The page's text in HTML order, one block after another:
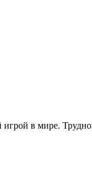
игрой в мире.